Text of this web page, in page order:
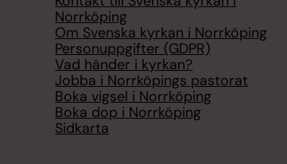
Norrköping
Om Svenska kyrkan i Norrköping
Personuppgifter (GDPR)
Vad händer i kyrkan?
Jobba i Norrköpings pastorat
Boka vigsel i Norrköping
Boka dop i Norrköping
Sidkarta